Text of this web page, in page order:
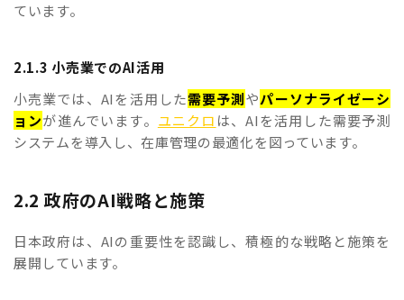
ています。
2.1.3 小売業でのAI活用
小売業では、AIを活用した需要予測やパーソナライゼーシ
ョンが進んでいます。 ユニクロ は、AIを活用した需要予測
システムを導入し、在庫管理の最適化を図っています。
2.2 政府のAI戦略と施策
日本政府は、AIの重要性を認識し、積極的な戦略と施策を
展開しています。